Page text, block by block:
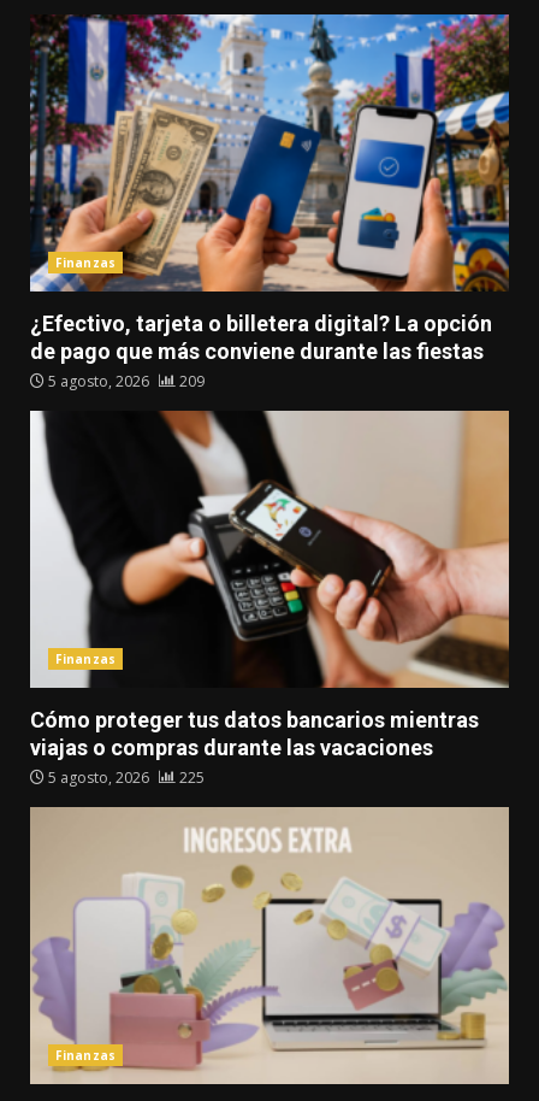
Finanzas
¿Efectivo, tarjeta o billetera digital? La opción
de pago que más conviene durante las fiestas
5 agosto, 2026 209
Finanzas
Cómo proteger tus datos bancarios mientras
viajas o compras durante las vacaciones
5 agosto, 2026 225
Finanzas